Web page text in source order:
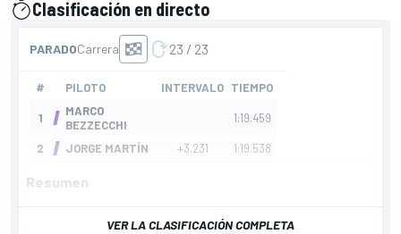
Clasificación en directo
Resumen
VER LA CLASIFICACIÓN COMPLETA